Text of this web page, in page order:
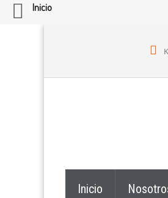
Inicio
Inicio